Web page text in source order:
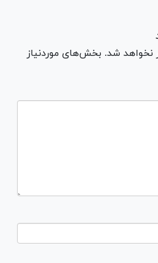
نخواهد شد. بخش‌های موردنیاز